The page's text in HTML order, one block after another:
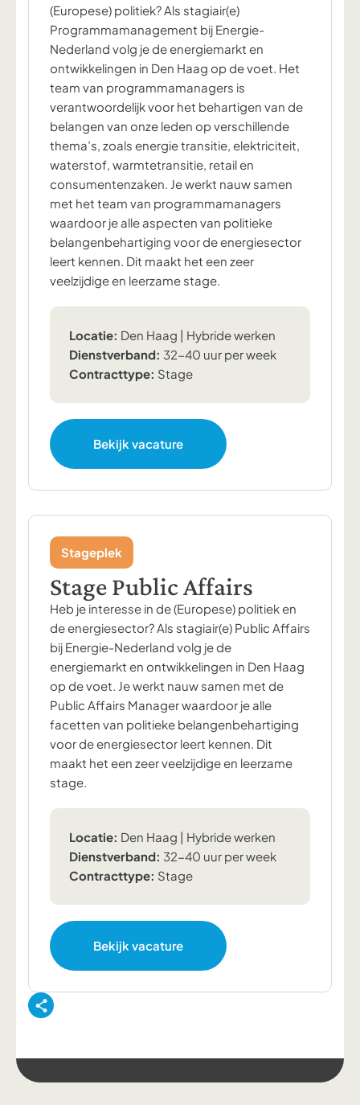
(Europese) politiek? Als stagiair(e)
Programmamanagement bij Energie-
Nederland volg je de energiemarkt en
ontwikkelingen in Den Haag op de voet. Het
team van programmamanagers is
verantwoordelijk voor het behartigen van de
belangen van onze leden op verschillende
thema’s, zoals energie transitie, elektriciteit,
waterstof, warmtetransitie, retail en
consumentenzaken. Je werkt nauw samen
met het team van programmamanagers
waardoor je alle aspecten van politieke
belangenbehartiging voor de energiesector
leert kennen. Dit maakt het een zeer
veelzijdige en leerzame stage.
Locatie: Den Haag | Hybride werken
Dienstverband: 32-40 uur per week
Contracttype: Stage
Bekijk vacature
Stageplek
Stage Public Affairs
Heb je interesse in de (Europese) politiek en
de energiesector? Als stagiair(e) Public Affairs
bij Energie-Nederland volg je de
energiemarkt en ontwikkelingen in Den Haag
op de voet. Je werkt nauw samen met de
Public Affairs Manager waardoor je alle
facetten van politieke belangenbehartiging
voor de energiesector leert kennen. Dit
maakt het een zeer veelzijdige en leerzame
stage.
Locatie: Den Haag | Hybride werken
Dienstverband: 32-40 uur per week
Contracttype: Stage
Bekijk vacature